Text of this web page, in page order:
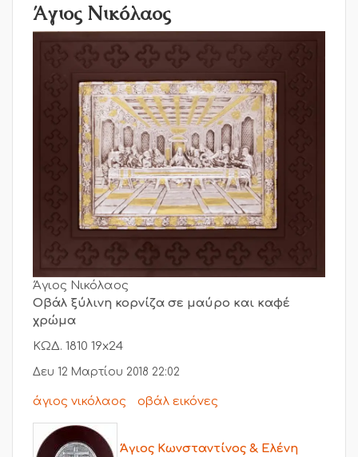
Άγιος Νικόλαος
Άγιος Νικόλαος
Οβάλ ξύλινη κορνίζα σε μαύρο και καφέ
χρώμα
ΚΩΔ. 1810 19x24
Δευ 12 Μαρτίου 2018 22:02
άγιος νικόλαος οβάλ εικόνες
Άγιος Κωνσταντίνος & Ελένη